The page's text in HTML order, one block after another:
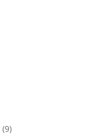
(9)